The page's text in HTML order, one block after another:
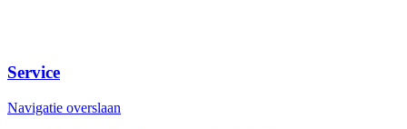
Service
Navigatie overslaan